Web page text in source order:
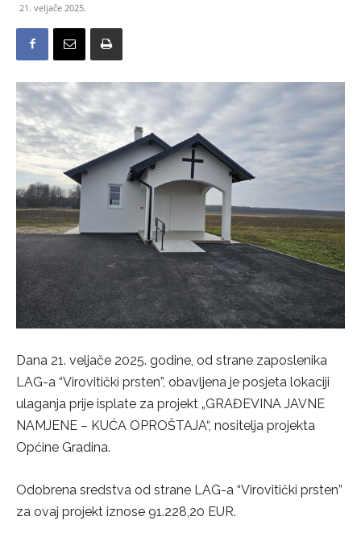
21. veljače 2025.
Dana 21. veljače 2025. godine, od strane zaposlenika
LAG-a “Virovitički prsten”, obavljena je posjeta lokaciji
ulaganja prije isplate za projekt „GRAĐEVINA JAVNE
NAMJENE – KUĆA OPROŠTAJA“, nositelja projekta
Općine Gradina.
Odobrena sredstva od strane LAG-a “Virovitički prsten”
za ovaj projekt iznose 91.228,20 EUR.